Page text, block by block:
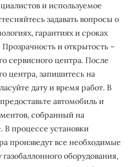
и используемое
задавать вопросы о
гарантиях и сроках
и открытость –
сервисного центра. После
центра, запишитесь на
дату и время работ. В
автомобиль и
собранный на
процессе установки
произведут все необходимые
оборудования,